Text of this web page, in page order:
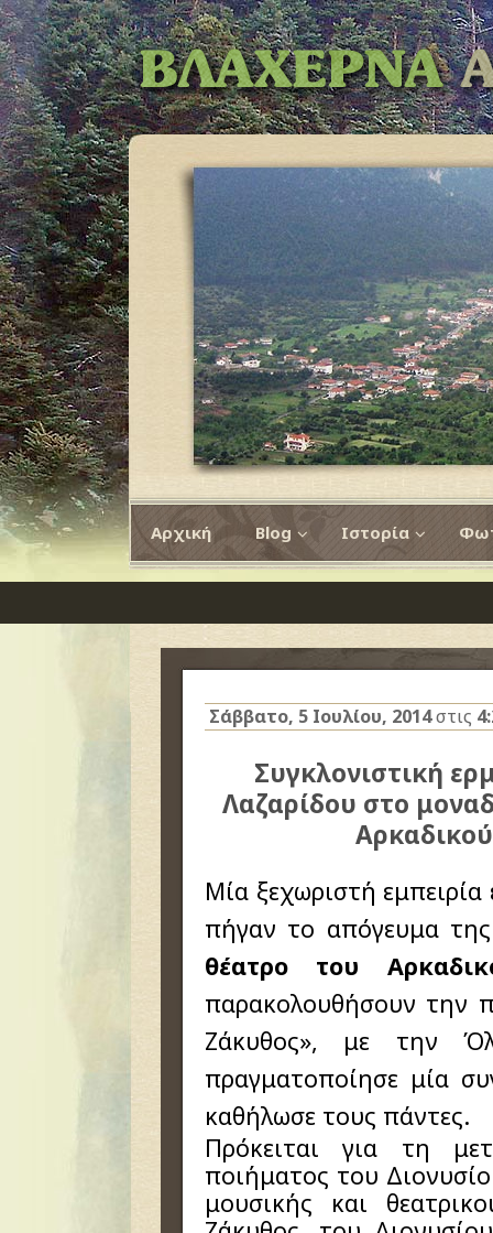
Αρχική Blog Ιστορία
Σάββατο, 5 Ιουλίου, 2014στις
Συγκλονιστική
Λαζαρίδου στο
Μία ξεχωριστή εμπειρία
πήγαν το απόγευμα
θέατρο του
παρακολουθήσουν την
Ζάκυθος», με την
πραγματοποίησε μία
καθήλωσε τους πάντες.
Πρόκειται για τη
ποιήματος του
μουσικής και